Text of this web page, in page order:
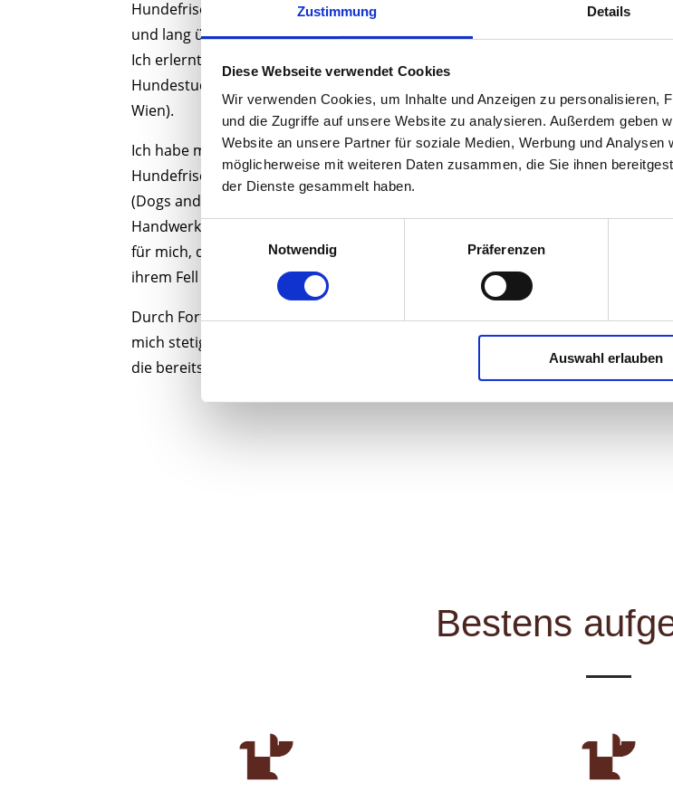
Zustimmung Details
Diese Webseite verwendet Cookies
Wir verwenden Cookies, um Inhalte und Anzeigen zu personalisieren,
und die Zugriffe auf unsere Website zu analysieren. Außerdem geben
Website an unsere Partner für soziale Medien, Werbung und
möglicherweise mit weiteren Daten zusammen, die Sie ihnen
der Dienste gesammelt haben.
Einwilligungsauswahl
Notwendig
Präferenzen
Auswahl erlauben
Hundefriseur – Endlich habe ich mich getraut meinen großen
und lang überlegten Traum der Selbstständigkeit zu realisieren.
Ich erlernte den Beruf Hundefriseur und gründetet mein eigenes
Hundestudio
Wien).
Ich habe meine Ausbildung in Wien absolviert, danach war ich als
Hundefriseur bei der Golden Retriever Züchterin Verena Aminger
(Dogs and More in Theresienfeld) angestellt und habe dort mein
Handwerk perfektioniert. Diese Lehrzeit war besonders wichtig
für mich, da ich den Umgang mit der Schere, den Hunden und
ihrem Fell gelernt verbessert habe.
Durch Fort- und Weiterbildungen im In- und Ausland bilde ich
mich stetig weiter und genieße den Austausch mit Kolleginnen
die bereits viele Jahre mehr Erfahrung haben.
Bestens